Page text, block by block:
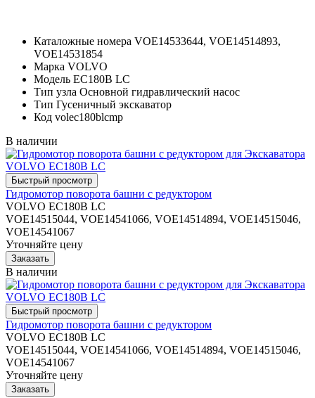
Каталожные номера VOE14533644, VOE14514893,
VOE14531854
Марка VOLVO
Модель EC180B LC
Тип узла Основной гидравлический насос
Тип Гусеничный экскаватор
Код volec180blcmp
В наличии
Гидромотор поворота башни с редуктором
VOLVO EC180B LC
VOE14515044, VOE14541066, VOE14514894, VOE14515046,
VOE14541067
Уточняйте цену
В наличии
Гидромотор поворота башни с редуктором
VOLVO EC180B LC
VOE14515044, VOE14541066, VOE14514894, VOE14515046,
VOE14541067
Уточняйте цену